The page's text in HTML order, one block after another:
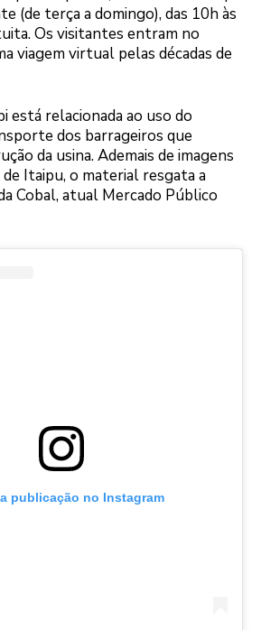
(de terça a domingo), das 10h às
Os visitantes entram no
viagem virtual pelas décadas de
está relacionada ao uso do
dos barrageiros que
da usina. Ademais de imagens
Itaipu, o material resgata a
Cobal, atual Mercado Público
publicação no Instagram